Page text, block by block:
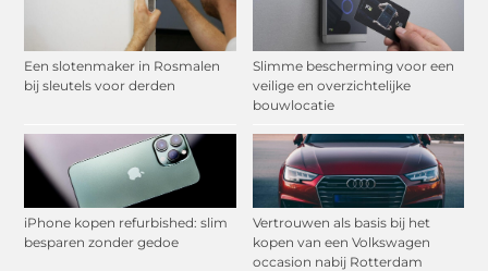
Een slotenmaker in Rosmalen
bij sleutels voor derden
Slimme bescherming voor een
veilige en overzichtelijke
bouwlocatie
iPhone kopen refurbished: slim
besparen zonder gedoe
Vertrouwen als basis bij het
kopen van een Volkswagen
occasion nabij Rotterdam